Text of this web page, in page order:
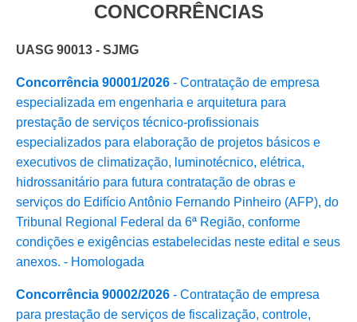
CONCORRÊNCIAS
UASG 90013 - SJMG
Concorrência 90001/2026 - Contratação de empresa
especializada em engenharia e arquitetura para
prestação de serviços técnico-profissionais
especializados para elaboração de projetos básicos e
executivos de climatização, luminotécnico, elétrica,
hidrossanitário para futura contratação de obras e
serviços do Edifício Antônio Fernando Pinheiro (AFP), do
Tribunal Regional Federal da 6ª Região, conforme
condições e exigências estabelecidas neste edital e seus
anexos. - Homologada
Concorrência 90002/2026 - Contratação de empresa
para prestação de serviços de fiscalização, controle,